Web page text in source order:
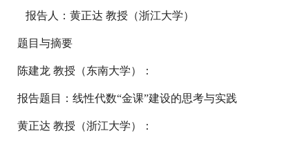
报告人：黄正达 教授（浙江大学）
题目与摘要
陈建龙 教授（东南大学）：
报告题目： 线性代数“金课”建设的思考与实践
黄正达 教授（浙江大学）：